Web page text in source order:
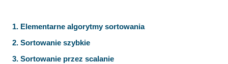
1. Elementarne algorytmy sortowania
2. Sortowanie szybkie
3. Sortowanie przez scalanie